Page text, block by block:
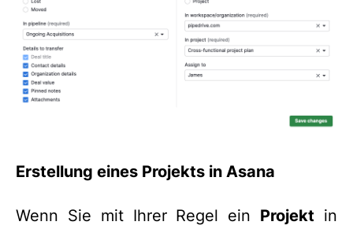
Erstellung eines Projekts in Asana
Wenn Sie mit Ihrer Regel ein Projekt in